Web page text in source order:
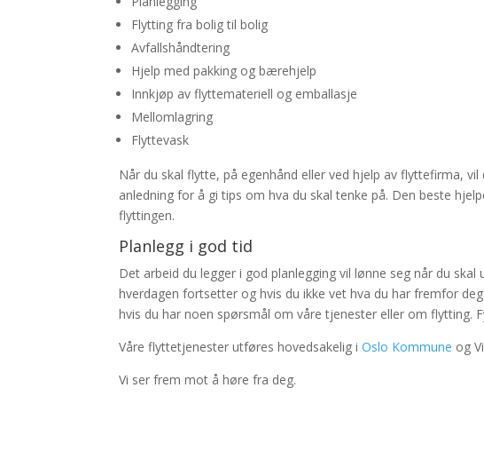
Flytting fra bolig til bolig
Avfallshåndtering
Hjelp med pakking og bærehjelp
Innkjøp av flyttemateriell og emballasje
Mellomlagring
Flyttevask
Når du skal flytte, på egenhånd eller ved hjelp av flyttefirma,
anledning for å gi tips om hva du skal tenke på. Den beste
flyttingen.
Planlegg i god tid
Det arbeid du legger i god planlegging vil lønne seg når du
hverdagen fortsetter og hvis du ikke vet hva du har fremfor
hvis du har noen spørsmål om våre tjenester eller om flytting.
Våre flyttetjenester utføres hovedsakelig iOslo Kommune og
Vi ser frem mot å høre fra deg.